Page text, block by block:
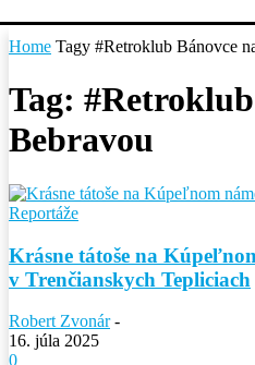
Home Tagy #Retroklub Bánovce
Tag:
Bebravou
Reportáže
Krásne tátoše na
v Trenčianskych Tepliciach
Robert Zvonár -
16. júla 2025
0